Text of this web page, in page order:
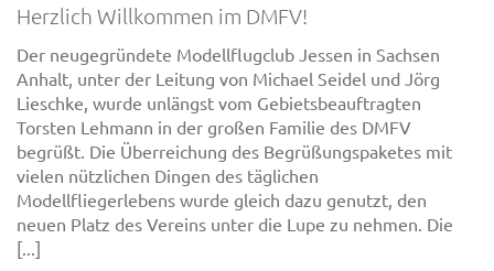
Herzlich Willkommen im DMFV!
Der neugegründete Modellflugclub Jessen in Sachsen
Anhalt, unter der Leitung von Michael Seidel und Jörg
Lieschke, wurde unlängst vom Gebietsbeauftragten
Torsten Lehmann in der großen Familie des DMFV
begrüßt. Die Überreichung des Begrüßungspaketes mit
vielen nützlichen Dingen des täglichen
Modellfliegerlebens wurde gleich dazu genutzt, den
neuen Platz des Vereins unter die Lupe zu nehmen. Die
[...]